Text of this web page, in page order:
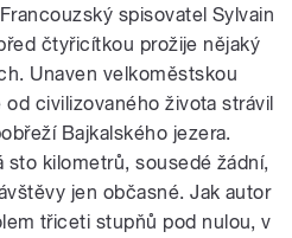
spisovatel Sylvain
čtyřicítkou prožije nějaký
Unaven velkoměstskou
civilizovaného života strávil
Bajkalského jezera.
sto kilometrů, sousedé žádní,
jen občasné. Jak autor
třiceti stupňů pod nulou, v